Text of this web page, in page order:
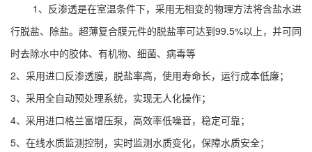
1、反渗透是在室温条件下，采用无相变的物理方法将含盐水进
行脱盐、除盐。超薄复合膜元件的脱盐率可达到99.5%以上，并可同
时去除水中的胶体、有机物、细菌、病毒等
2、采用进口反渗透膜，脱盐率高，使用寿命长，运行成本低廉；
3、采用全自动预处理系统，实现无人化操作；
4、采用进口格兰富增压泵，高效率低噪音，稳定可靠；
5、在线水质监测控制，实时监测水质变化，保障水质安全；